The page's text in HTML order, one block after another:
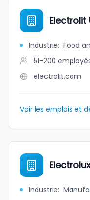
Electrolit
Industrie: Food
51-200
electrolit.com
Voir les emplois et
Industrie: